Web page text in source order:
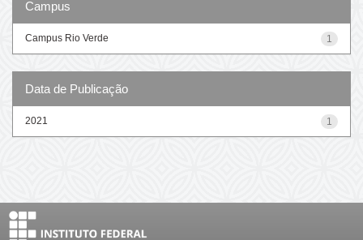
Campus
1
Campus Rio Verde
Data de Publicação
1
2021